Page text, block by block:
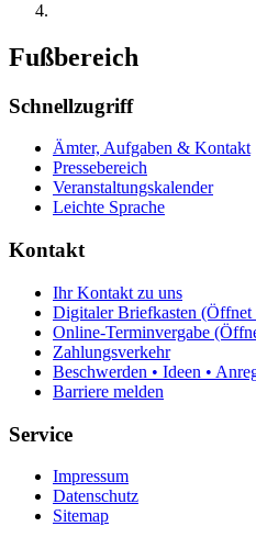
Fußbereich
Schnellzugriff
Ämter, Aufgaben & Kontakt
Pressebereich
Veranstaltungskalender
Leichte Sprache
Kontakt
Ihr Kontakt zu uns
Digitaler Briefkasten (Öffnet
Online-Terminvergabe
Zahlungsverkehr
Beschwerden • Ideen •
Barriere melden
Service
Impressum
Datenschutz
Sitemap